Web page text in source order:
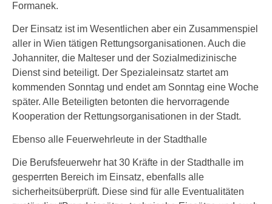
Formanek.
Der Einsatz ist im Wesentlichen aber ein Zusammenspiel
aller in Wien tätigen Rettungsorganisationen. Auch die
Johanniter, die Malteser und der Sozialmedizinische
Dienst sind beteiligt. Der Spezialeinsatz startet am
kommenden Sonntag und endet am Sonntag eine Woche
später. Alle Beteiligten betonten die hervorragende
Kooperation der Rettungsorganisationen in der Stadt.
Ebenso alle Feuerwehrleute in der Stadthalle
Die Berufsfeuerwehr hat 30 Kräfte in der Stadthalle im
gesperrten Bereich im Einsatz, ebenfalls alle
sicherheitsüberprüft. Diese sind für alle Eventualitäten